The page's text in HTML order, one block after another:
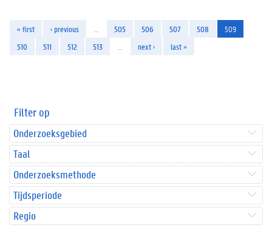
« first ‹ previous 505 506 507 508
509
510
511 512 513 next › last »
Filter op
Onderzoeksgebied
Taal
Onderzoeksmethode
Tijdsperiode
Regio